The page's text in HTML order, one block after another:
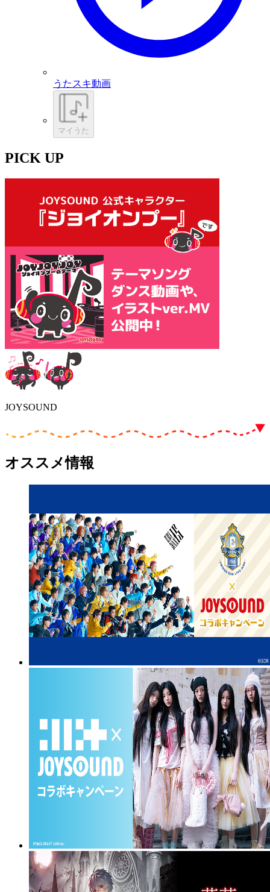
うたスキ動画
マイうた
PICK UP
JOYSOUND
オススメ情報